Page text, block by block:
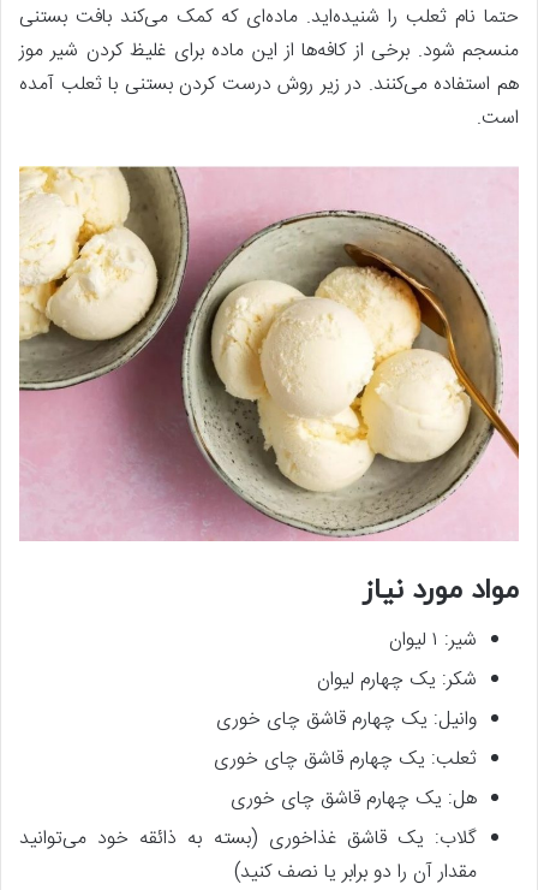
حتما نام ثعلب را شنیده‌اید. ماده‌ای که کمک می‌کند بافت بستنی
منسجم شود. برخی از کافه‌ها از این ماده برای غلیظ کردن شیر موز
هم استفاده می‌کنند. در زیر روش درست کردن بستنی با ثعلب آمده
است.
مواد مورد نیاز
شیر: ۱ لیوان
شکر: یک چهارم لیوان
وانیل: یک چهارم قاشق چای خوری
ثعلب: یک چهارم قاشق چای خوری
هل: یک چهارم قاشق چای خوری
گلاب: یک قاشق غذاخوری (بسته به ذائقه خود می‌توانید
مقدار آن را دو برابر یا نصف کنید)